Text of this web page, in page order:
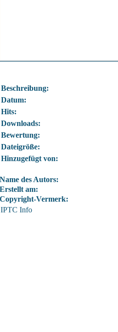
Beschreibung:
Datum:
Hits:
Downloads:
Bewertung:
Dateigröße:
Hinzugefügt von:
Name des Autors:
Erstellt am:
Copyright-Vermerk:
IPTC Info